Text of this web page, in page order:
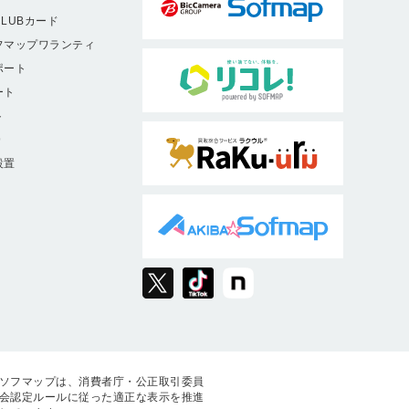
カード
ップワランティ
ト
置
ソフマップは、消費者庁・公正取引委員
会認定ルールに従った適正な表示を推進